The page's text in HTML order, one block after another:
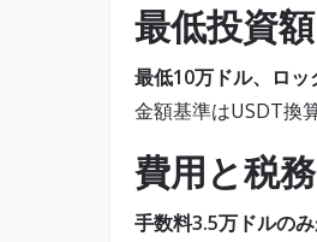
最低投資
最低10万ドル、ロッ
金額基準はUSDT換
費用と税務
手数料3.5万ドルのみ